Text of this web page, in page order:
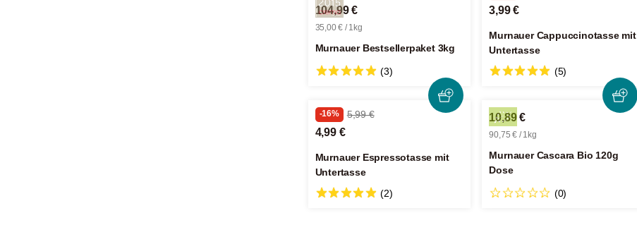
104,99 €
35,00 € / 1kg
Murnauer Bestsellerpaket 3kg
(3)
3,99 €
Murnauer Cappuccinotasse mit
Untertasse
(5)
-16% 5,99 €
4,99 €
Murnauer Espressotasse mit
Untertasse
(2)
10,89 €
90,75 € / 1kg
Murnauer Cascara Bio 120g
Dose
(0)